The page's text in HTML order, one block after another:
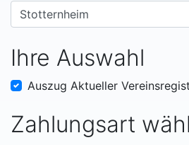
Ihre Auswahl
Auszug Aktueller
Zahlungsart